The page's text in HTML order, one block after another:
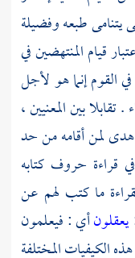
طبعه وفضيلة
قيام المنتهضين في
القوم إنما هو لأجل
بين المعنيين ،
لمن أقامه من حد
قراءة حروف كتابه
ما كتب لهم عن
يعقلونأي : فيعلمون
الكيفيات المختلفة